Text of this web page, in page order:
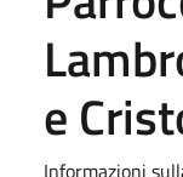
e
Informazioni